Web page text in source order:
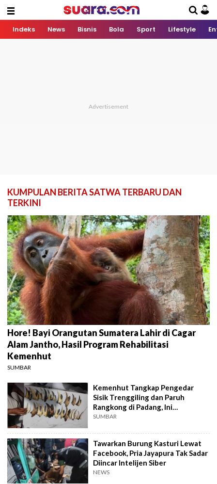
Indeks News Bisnis Bola Sport Lifestyle
KUMPULAN BERITA SATWA TERBARU DAN
TERKINI
Hore! Bayi Orangutan Sumatera Lahir di Cagar
Alam Jantho, Hasil Program Rehabilitasi
Kemenhut
SUMBAR
Kemenhut Tangkap Pengedar
Sisik Trenggiling dan Paruh
Rangkong di Padang, Ini
Kronologinya
SUMBAR
Tawarkan Burung Kasturi Lewat
Facebook, Pria Jayapura Tak Sadar
Diincar Intelijen Siber
NEWS